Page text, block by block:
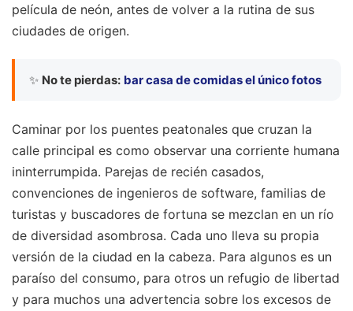
película de neón, antes de volver a la rutina de sus
ciudades de origen.
✨ No te pierdas: bar casa de comidas el único fotos
Caminar por los puentes peatonales que cruzan la
calle principal es como observar una corriente humana
ininterrumpida. Parejas de recién casados,
convenciones de ingenieros de software, familias de
turistas y buscadores de fortuna se mezclan en un río
de diversidad asombrosa. Cada uno lleva su propia
versión de la ciudad en la cabeza. Para algunos es un
paraíso del consumo, para otros un refugio de libertad
y para muchos una advertencia sobre los excesos de